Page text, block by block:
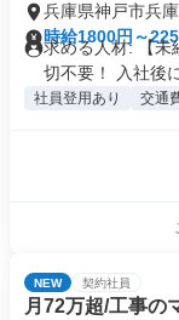
兵庫県神戸市兵
時給1800円～
求める人材: 【未
切不要！ 入社後に
社員登用あり 交通
NEW 契約社員
月72万超/工事の